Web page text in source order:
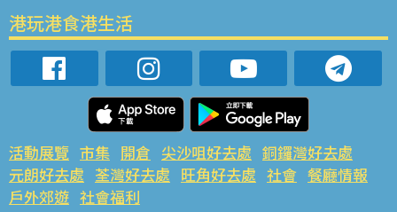
港玩港食港生活
活動展覽 市集 開倉 尖沙咀好去處 銅鑼灣好去處
元朗好去處 荃灣好去處 旺角好去處 社會 餐廳情報
戶外郊遊 社會福利